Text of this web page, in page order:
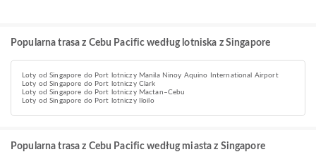
Popularna trasa z Cebu Pacific według lotniska z Singapore
Loty od Singapore do Port lotniczy Manila Ninoy Aquino International Airport
Loty od Singapore do Port lotniczy Clark
Loty od Singapore do Port lotniczy Mactan–Cebu
Loty od Singapore do Port lotniczy Iloilo
Popularna trasa z Cebu Pacific według miasta z Singapore